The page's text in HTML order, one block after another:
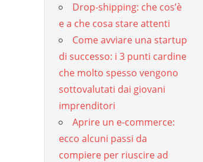
Drop-shipping: che cos’è
e a che cosa stare attenti
Come avviare una startup
di successo: i 3 punti cardine
che molto spesso vengono
sottovalutati dai giovani
imprenditori
Aprire un e-commerce:
ecco alcuni passi da
compiere per riuscire ad